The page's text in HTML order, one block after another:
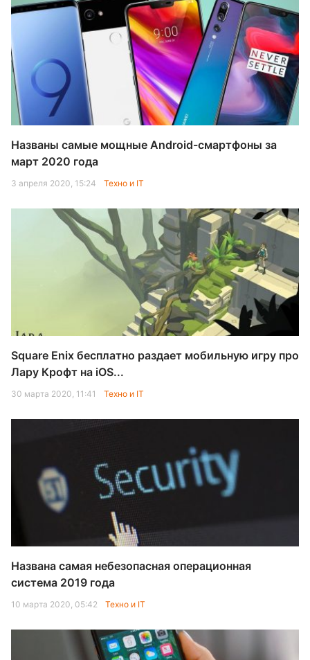
Названы самые мощные Android-смартфоны за
март 2020 года
3 апреля 2020, 15:24 Техно и IT
Square Enix бесплатно раздает мобильную игру про
Лару Крофт на iOS...
30 марта 2020, 11:41 Техно и IT
Названа самая небезопасная операционная
система 2019 года
10 марта 2020, 05:42 Техно и IT